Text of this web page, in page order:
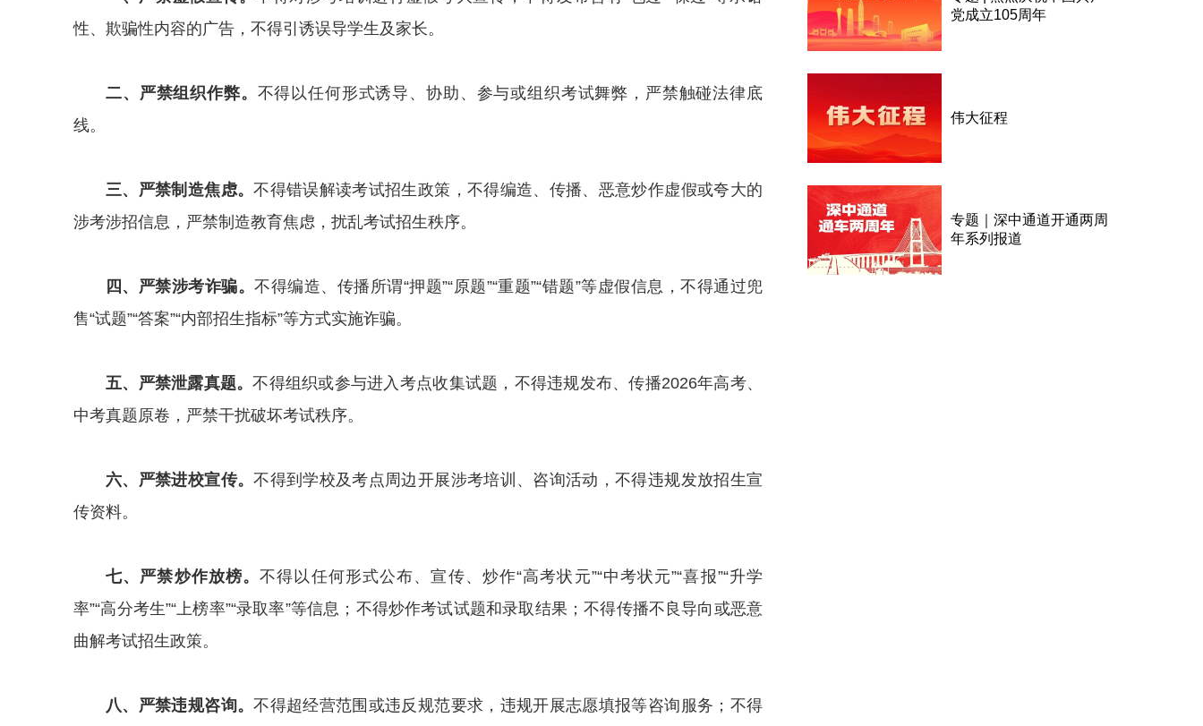
性、欺骗性内容的广告，不得引诱误导学生及家长。
二、严禁组织作弊。 不得以任何形式诱导、协助、参与或组织考试舞弊，严禁触碰法律底
线。
三、严禁制造焦虑。不得错误解读考试招生政策，不得编造、传播、恶意炒作虚假或夸大的
涉考涉招信息，严禁制造教育焦虑，扰乱考试招生秩序。
四、严禁涉考诈骗。不得编造、传播所谓“押题”“原题”“重题”“错题”等虚假信息，不得通过兜
售“试题”“答案”“内部招生指标”等方式实施诈骗。
五、严禁泄露真题。不得组织或参与进入考点收集试题，不得违规发布、传播2026年高考、
中考真题原卷，严禁干扰破坏考试秩序。
六、严禁进校宣传。不得到学校及考点周边开展涉考培训、咨询活动，不得违规发放招生宣
传资料。
七、严禁炒作放榜。不得以任何形式公布、宣传、炒作“高考状元”“中考状元”“喜报”“升学
率”“高分考生”“上榜率”“录取率”等信息；不得炒作考试试题和录取结果；不得传播不良导向或恶意
曲解考试招生政策。
八、严禁违规咨询。不得超经营范围或违反规范要求，违规开展志愿填报等咨询服务；不得
党成立105周年
伟大征程
专题｜深中通道开通两周
年系列报道